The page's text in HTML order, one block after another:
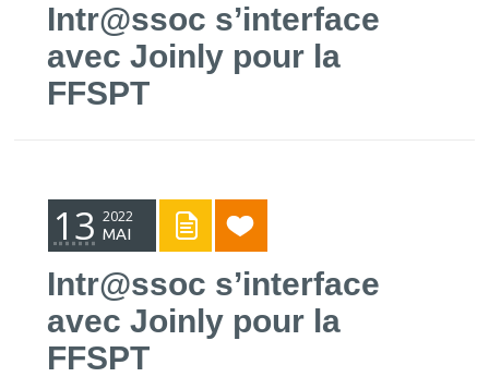
Intr@ssoc s’interface
avec Joinly pour la
FFSPT
13 2022
MAI
Intr@ssoc s’interface
avec Joinly pour la
FFSPT